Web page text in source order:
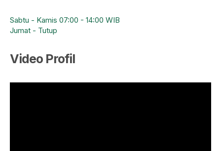
Sabtu - Kamis 07:00 - 14:00 WIB
Jumat - Tutup
Video Profil